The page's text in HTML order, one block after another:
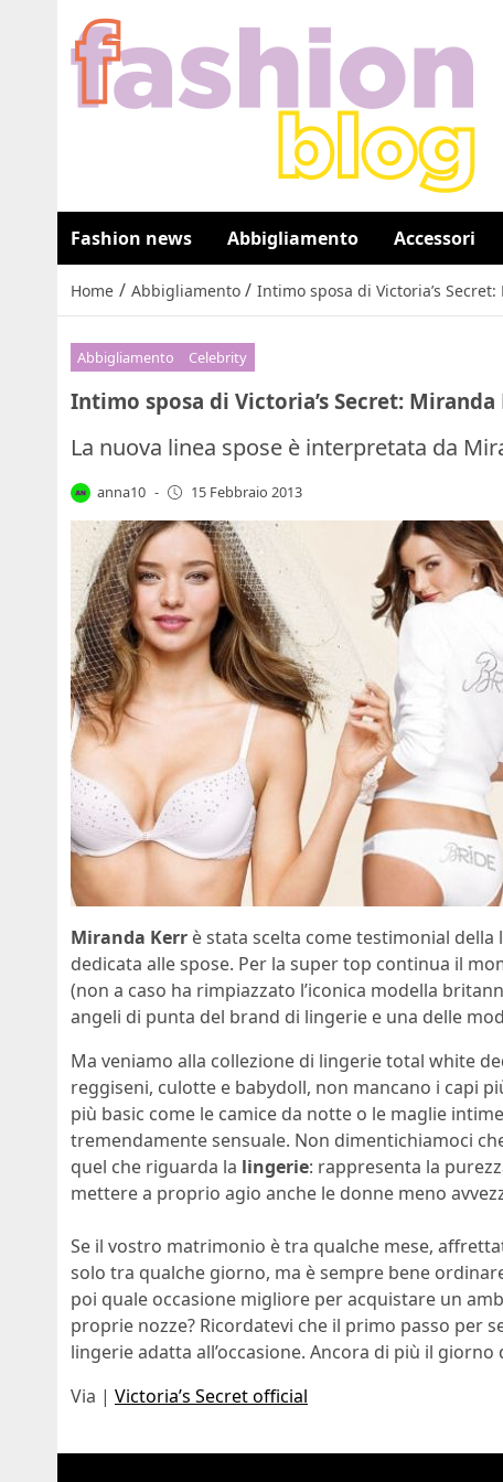
Fashion news Abbigliamento Accessori
Home / Abbigliamento / Intimo sposa di Victoria’s
Abbigliamento Celebrity
Intimo sposa di Victoria’s Secret:
La nuova linea spose è interpretata da
anna10 - 15 Febbraio 2013
Miranda Kerr è stata scelta come testimonial della
dedicata alle spose. Per la super top continua il
(non a caso ha rimpiazzato l’iconica modella
angeli di punta del brand di lingerie e una delle
Ma veniamo alla collezione di lingerie total white
reggiseni, culotte e babydoll, non mancano i capi
più basic come le camice da notte o le maglie
tremendamente sensuale. Non dimentichiamoci
quel che riguarda la lingerie: rappresenta la
mettere a proprio agio anche le donne meno
Se il vostro matrimonio è tra qualche mese,
solo tra qualche giorno, ma è sempre bene
poi quale occasione migliore per acquistare un
proprie nozze? Ricordatevi che il primo passo per
lingerie adatta all’occasione. Ancora di più il giorno
Via | Victoria’s Secret official